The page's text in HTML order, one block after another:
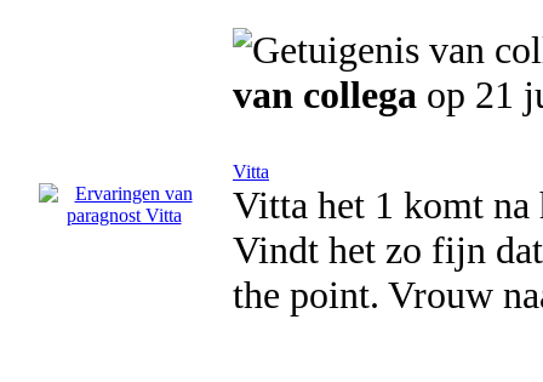
van collega op 21
Vitta
Vitta het 1 komt na
Vindt het zo fijn
the point. Vrouw